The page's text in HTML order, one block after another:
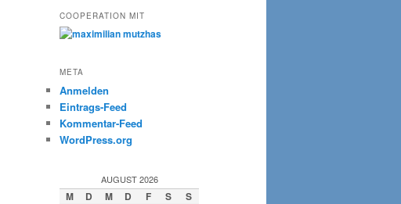
COOPERATION MIT
META
Anmelden
Eintrags-Feed
Kommentar-Feed
WordPress.org
AUGUST 2026
M D M D F S S